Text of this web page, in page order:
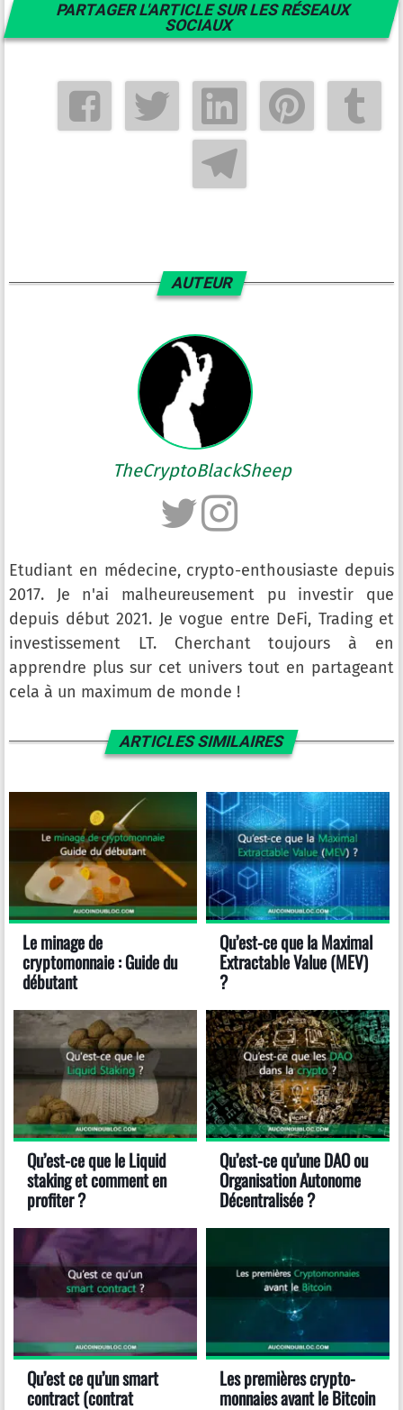
PARTAGER L'ARTICLE SUR LES RÉSEAUX
SOCIAUX
AUTEUR
TheCryptoBlackSheep
Etudiant en médecine, crypto-enthousiaste depuis
2017. Je n'ai malheureusement pu investir que
depuis début 2021. Je vogue entre DeFi, Trading et
investissement LT. Cherchant toujours à en
apprendre plus sur cet univers tout en partageant
cela à un maximum de monde !
ARTICLES SIMILAIRES
Le minage de
cryptomonnaie : Guide du
débutant
Qu’est-ce que la Maximal
Extractable Value (MEV)
?
Qu’est-ce que le Liquid
staking et comment en
profiter ?
Qu’est-ce qu’une DAO ou
Organisation Autonome
Décentralisée ?
Qu’est ce qu’un smart
contract (contrat
Les premières crypto-
monnaies avant le Bitcoin